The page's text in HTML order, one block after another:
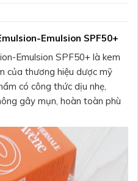
Emulsion SPF50+
Emulsion SPF50+ là kem
của thương hiệu dược mỹ
có công thức dịu nhẹ,
gây mụn, hoàn toàn phù